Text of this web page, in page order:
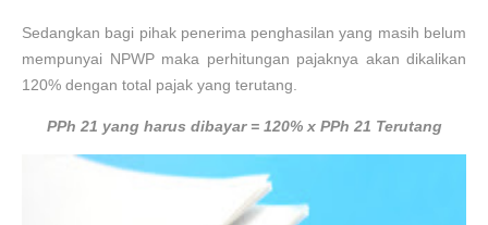
Sedangkan bagi pihak penerima penghasilan yang masih belum
mempunyai NPWP maka perhitungan pajaknya akan dikalikan
120% dengan total pajak yang terutang.
PPh 21 yang harus dibayar = 120% x PPh 21 Terutang